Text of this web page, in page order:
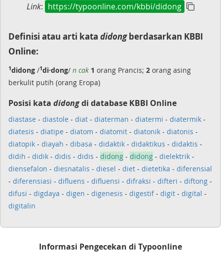
Link: https://typoonline.com/kbbi/didong
Definisi atau arti kata didongberdasarkan KBBI
Online:
1didong /1di·dong/ n cak 1 orang Prancis; 2 orang asing
berkulit putih (orang Eropa)
Posisi kata didongdi database KBBI Online
diastase - diastole - diat - diaterman - diatermi - diatermik -
diatesis - diatipe - diatom - diatomit - diatonik - diatonis -
diatopik - diayah - dibasa - didaktik - didaktikus - didaktis -
didih - didik - didis - didis - didong - didong - dielektrik -
diensefalon - diesnatalis - diesel - diet - dietetika - diferensial
- diferensiasi - difluens - difluensi - difraksi - difteri - diftong -
difusi - digdaya - digen - digenesis - digestif- digit - digital -
digitalin
Informasi Pengecekan di Typoonline